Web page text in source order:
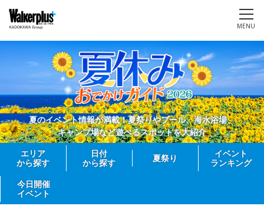
MENU
夏のイベント情報が満載！夏祭りやプール、海水浴場、
キャンプ場など遊べるスポットを大紹介
エリア
から探す
日付
から探す
夏祭り
イベント
ランキング
今日開催
イベント